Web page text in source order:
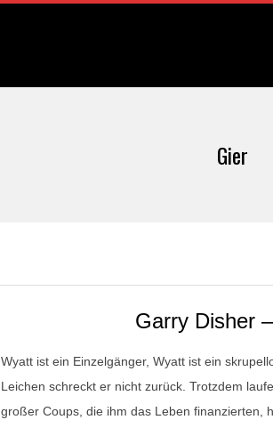
Gier
Garry Disher
Wyatt ist ein Einzelgänger, Wyatt ist ein
Leichen schreckt er nicht zurück. Trotzdem
großer Coups, die ihm das Leben finanzierten,